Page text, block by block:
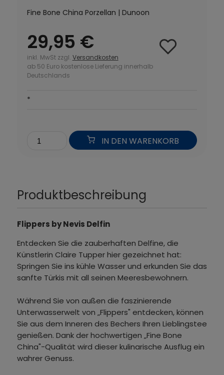
Fine Bone China Porzellan | Dunoon
29,95 €
inkl. MwSt zzgl. Versandkosten
ab 50 Euro kostenlose Lieferung innerhalb
Deutschlands
*
IN DEN WARENKORB
Produktbeschreibung
Flippers by Nevis Delfin
Entdecken Sie die zauberhaften Delfine, die
Künstlerin Claire Tupper hier gezeichnet hat:
Springen Sie ins kühle Wasser und erkunden Sie das
sanfte Türkis mit all seinen Meeresbewohnern.
Während Sie von außen die faszinierende
Unterwasserwelt von „Flippers" entdecken, können
Sie aus dem Inneren des Bechers Ihren Lieblingstee
genießen. Dank der hochwertigen „Fine Bone
China"-Qualität wird dieser kulinarische Ausflug ein
wahrer Genuss.